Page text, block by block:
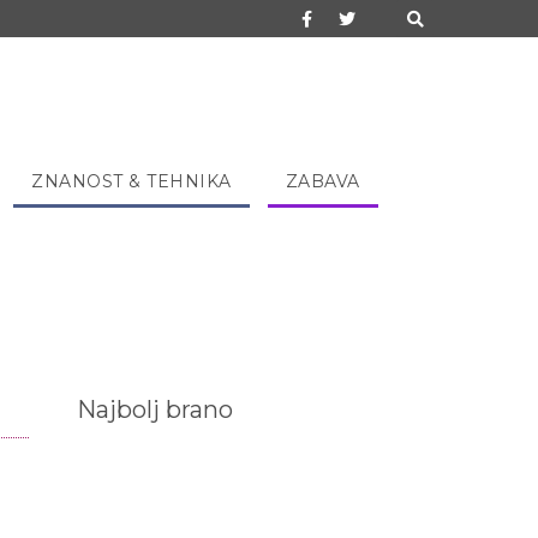
ZNANOST & TEHNIKA ZABAVA
Najbolj brano